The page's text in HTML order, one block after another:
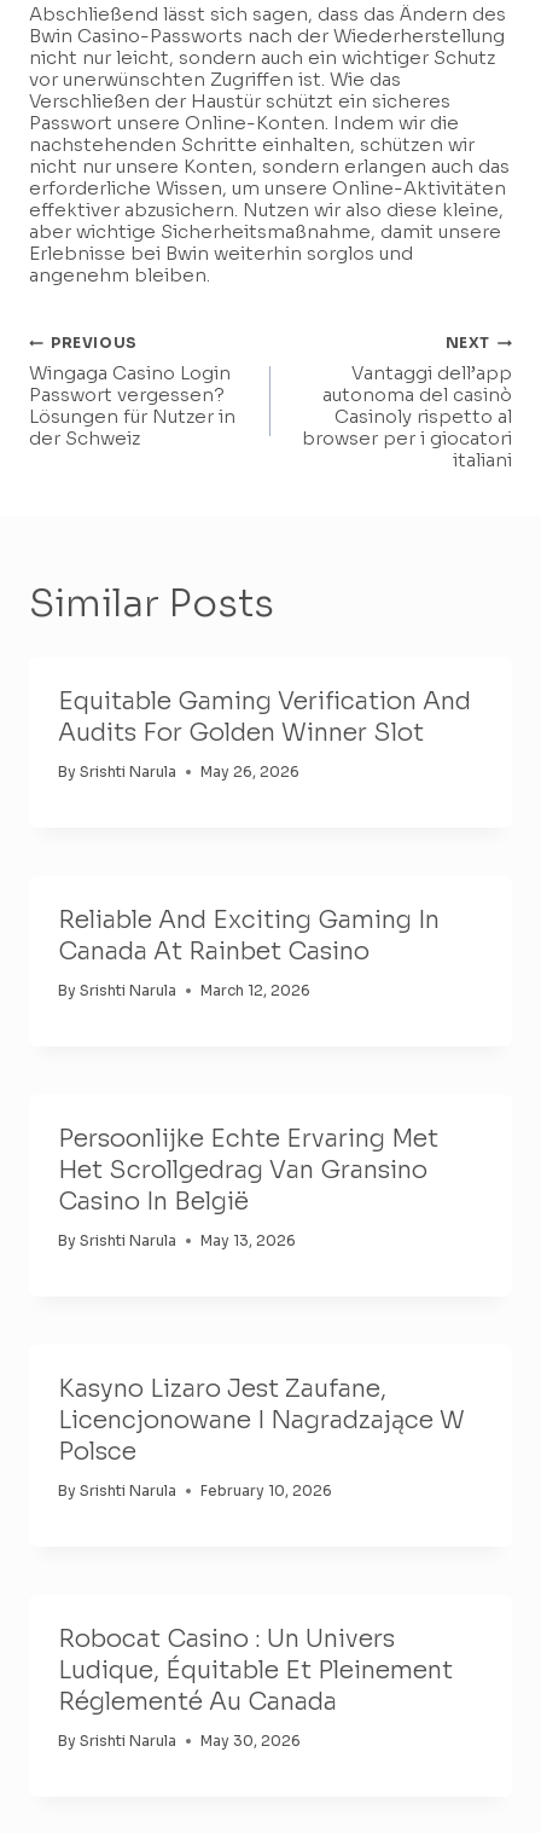
Abschließend lässt sich sagen, dass das Ändern des
Bwin Casino-Passworts nach der Wiederherstellung
nicht nur leicht, sondern auch ein wichtiger Schutz
vor unerwünschten Zugriffen ist. Wie das
Verschließen der Haustür schützt ein sicheres
Passwort unsere Online-Konten. Indem wir die
nachstehenden Schritte einhalten, schützen wir
nicht nur unsere Konten, sondern erlangen auch das
erforderliche Wissen, um unsere Online-Aktivitäten
effektiver abzusichern. Nutzen wir also diese kleine,
aber wichtige Sicherheitsmaßnahme, damit unsere
Erlebnisse bei Bwin weiterhin sorglos und
angenehm bleiben.
Post
Navigation
PREVIOUS
Wingaga Casino Login
Passwort vergessen?
Lösungen für Nutzer in
der Schweiz
NEXT
Vantaggi dell’app
autonoma del casinò
Casinoly rispetto al
browser per i giocatori
italiani
Similar Posts
Equitable Gaming Verification And
Audits For Golden Winner Slot
By Srishti Narula May 26, 2026
Reliable And Exciting Gaming In
Canada At Rainbet Casino
By Srishti Narula March 12, 2026
Persoonlijke Echte Ervaring Met
Het Scrollgedrag Van Gransino
Casino In België
By Srishti Narula May 13, 2026
Kasyno Lizaro Jest Zaufane,
Licencjonowane I Nagradzające W
Polsce
By Srishti Narula February 10, 2026
Robocat Casino : Un Univers
Ludique, Équitable Et Pleinement
Réglementé Au Canada
By Srishti Narula May 30, 2026